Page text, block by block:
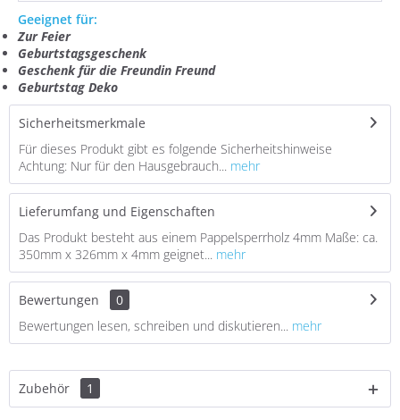
Geeignet für:
Zur Feier
Geburtstagsgeschenk
Geschenk für die Freundin Freund
Geburtstag Deko
Sicherheitsmerkmale
Für dieses Produkt gibt es folgende Sicherheitshinweise
Achtung: Nur für den Hausgebrauch...
mehr
Lieferumfang und Eigenschaften
Das Produkt besteht aus einem Pappelsperrholz 4mm Maße: ca.
350mm x 326mm x 4mm geignet...
mehr
Bewertungen
0
Bewertungen lesen, schreiben und diskutieren...
mehr
Zubehör 1